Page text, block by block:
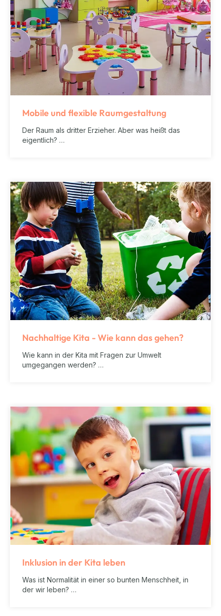
Mobile und flexible Raumgestaltung
Der Raum als dritter Erzieher. Aber was heißt das
eigentlich? …
Nachhaltige Kita - Wie kann das gehen?
Wie kann in der Kita mit Fragen zur Umwelt
umgegangen werden? …
Inklusion in der Kita leben
Was ist Normalität in einer so bunten Menschheit, in
der wir leben? …